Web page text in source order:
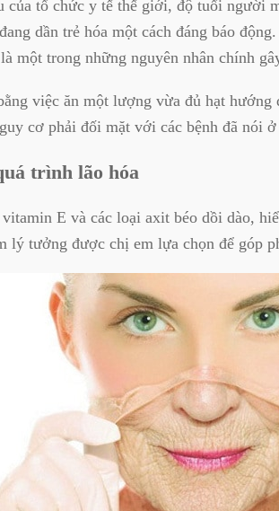
của tổ chức y tế thế giới, độ tuổi người
dần trẻ hóa một cách đáng báo
một trong những nguyên nhân chính
việc ăn một lượng vừa đủ hạt
cơ phải đối mặt với các bệnh đã nói
trình lão hóa
E và các loại axit béo dồi dào,
lý tưởng được chị em lựa chọn để góp